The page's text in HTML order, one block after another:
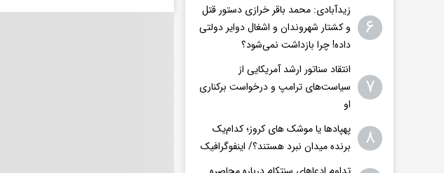
۶
زیدآبادی: محمد باقر خرازی دستور قتل
و کشتار شهروندان و اشغال دوایر دولتی
داده! چرا بازداشت نمی‌شود؟
۷
انتقاد سناتور ارشد آمریکایی از
سیاست‌های ترامپ و درخواست برکناری
او
۸
پهپادها یا موشک های کروز؛ کدام‌یک
برنده میدان نبرد هستند؟/ اینفوگرافیک